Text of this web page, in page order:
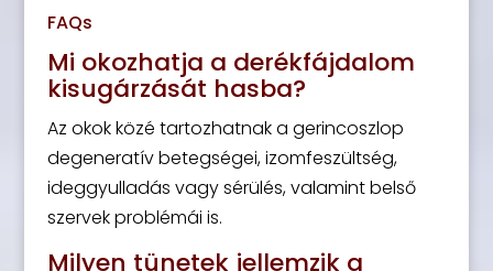
FAQs
Mi okozhatja a derékfájdalom
kisugárzását hasba?
Az okok közé tartozhatnak a gerincoszlop
degeneratív betegségei, izomfeszültség,
ideggyulladás vagy sérülés, valamint belső
szervek problémái is.
Milyen tünetek jellemzik a